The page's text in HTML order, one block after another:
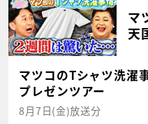
マ
天
マツコのTシャツ洗濯
プレゼンツアー
8月7日(金)放送分